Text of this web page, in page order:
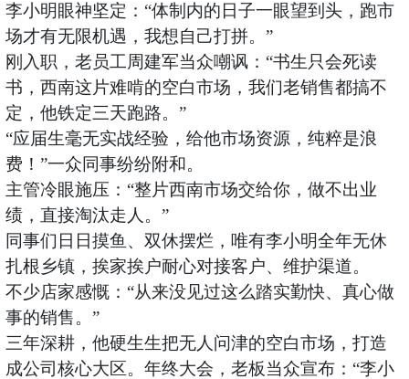
李小明眼神坚定： “体制内的日子一眼望到头，跑市
场才有无限机遇，我想自己打拼。”
刚入职，老员工周建军当众嘲讽： “书生只会死读
书，西南这片难啃的空白市场，我们老销售都搞不
定，他铁定三天跑路。”
“应届生毫无实战经验，给他市场资源，纯粹是浪
费！”一众同事纷纷附和。
主管冷眼施压： “整片西南市场交给你，做不出业
绩，直接淘汰走人。”
同事们日日摸鱼、双休摆烂，唯有李小明全年无休
扎根乡镇，挨家挨户耐心对接客户、维护渠道。
不少店家感慨： “从来没见过这么踏实勤快、真心做
事的销售。”
三年深耕，他硬生生把无人问津的空白市场，打造
成公司核心大区。年终大会，老板当众宣布： “李小